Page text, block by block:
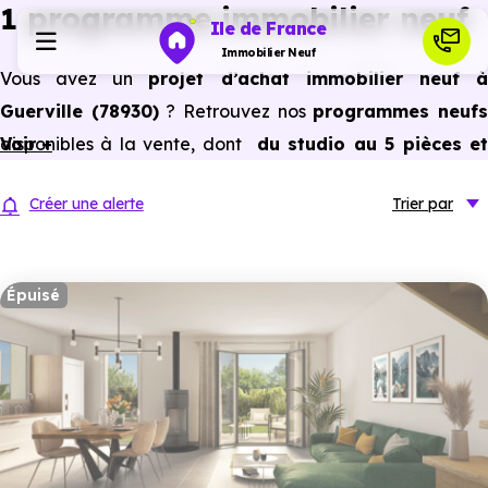
Ile de France
Immobilier Neuf
Programmes neufs
Habiter
Actualités
Ressources
Financer
1 programme immobilier neuf
Vous avez unprojet d’achat immobilier neuf à
Guerville (78930)? Retrouvez nos programmes neufs
disponibles à la vente, dont
du studio au 5 pièces et
avantages du neuf :
dans certains cas,
frais de notaire réduits, bonnes performances
énergétiques, garanties constructeur, etc.
Voir +
Créer une alerte Trier par
Épuisé